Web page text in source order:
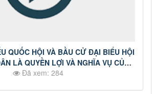
QUỐC HỘI VÀ BẦU CỬ ĐẠI BIỂU HỘI
LÀ QUYỀN LỢI VÀ NGHĨA VỤ CỦA
CÔNG DÂN
Đã xem: 284